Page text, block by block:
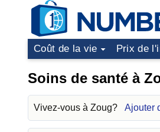
Coût de la vie Prix de
Soins de santé à
Vivez-vous à Zoug? Ajouter